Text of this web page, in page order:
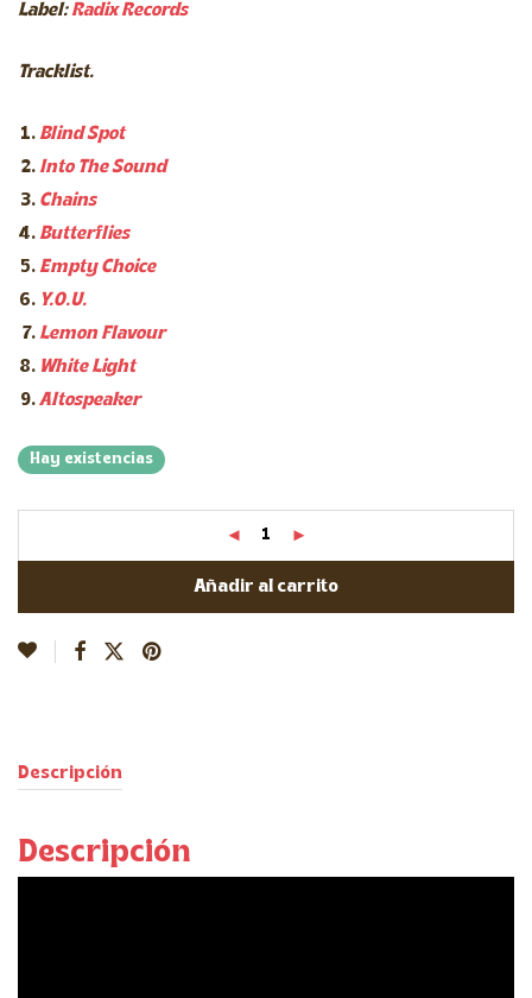
Label:Radix Records
Tracklist.
Blind Spot
Into The Sound
Chains
Butterflies
Empty Choice
Y.O.U.
Lemon Flavour
White Light
Altospeaker
Hay existencias
Añadir al carrito
Descripción
Descripción